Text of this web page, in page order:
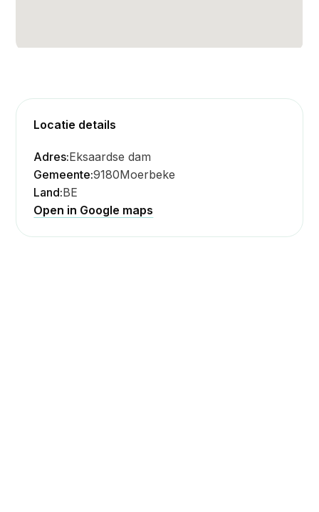
Locatie details
Adres:Eksaardse dam
Gemeente:9180Moerbeke
Land:BE
Open in Google maps